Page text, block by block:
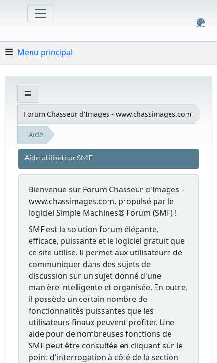
Menu principal
Forum Chasseur d'Images - www.chassimages.com
Aide
Aide utilisateur SMF
Bienvenue sur Forum Chasseur d'Images -
www.chassimages.com, propulsé par le
logiciel Simple Machines® Forum (SMF) !
SMF est la solution forum élégante,
efficace, puissante et le logiciel gratuit que
ce site utilise. Il permet aux utilisateurs de
communiquer dans des sujets de
discussion sur un sujet donné d'une
manière intelligente et organisée. En outre,
il possède un certain nombre de
fonctionnalités puissantes que les
utilisateurs finaux peuvent profiter. Une
aide pour de nombreuses fonctions de
SMF peut être consultée en cliquant sur le
point d'interrogation à côté de la section